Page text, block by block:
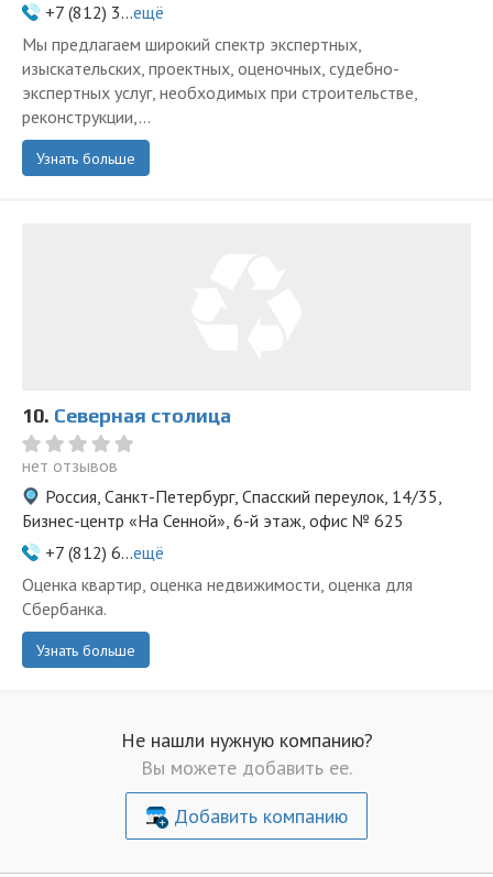
+7 (812) 3...ещё
Мы предлагаем широкий спектр экспертных,
изыскательских, проектных, оценочных, судебно-
экспертных услуг, необходимых при строительстве,
реконструкции,...
Узнать больше
10. Северная столица
нет отзывов
Россия, Санкт-Петербург, Спасский переулок, 14/35,
Бизнес-центр «На Сенной», 6-й этаж, офис № 625
+7 (812) 6...ещё
Оценка квартир, оценка недвижимости, оценка для
Сбербанка.
Узнать больше
Не нашли нужную компанию?
Вы можете добавить ее.
Добавить компанию